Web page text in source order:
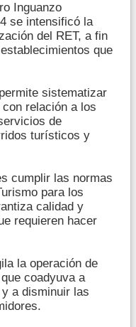
Inguanzo
se intensificó la
del RET, a fin
que
sistematizar
relación a los
de
turísticos y
cumplir las normas
para los
calidad y
requieren hacer
la operación de
coadyuva a
a disminuir las